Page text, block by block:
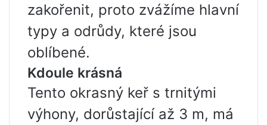
zakořenit, proto zvážíme hlavní
typy a odrůdy, které jsou
oblíbené.
Kdoule krásná
Tento okrasný keř s trnitými
výhony, dorůstající až 3 m, má